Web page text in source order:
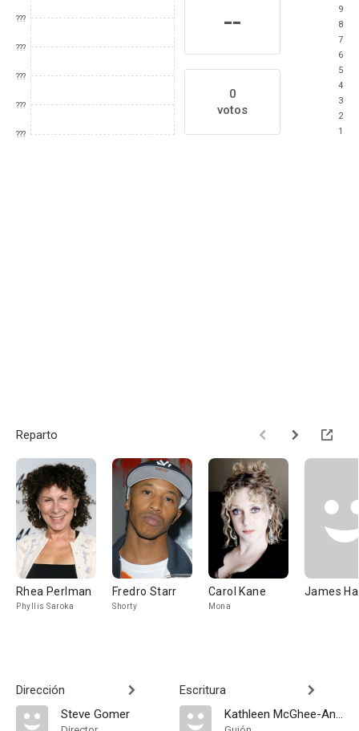
???
???
???
???
???
--
0
votos
9
8
7
6
5
4
3
2
1
Reparto
Rhea Perlman
Phyllis Saroka
Fredro Starr
Shorty
Carol Kane
Mona
James
Dirección
Steve Gomer
Escritura
Kathleen McGhee-Anderson